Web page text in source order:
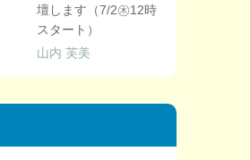
壇します（7/2㊍12時
スタート）
山内 芙美